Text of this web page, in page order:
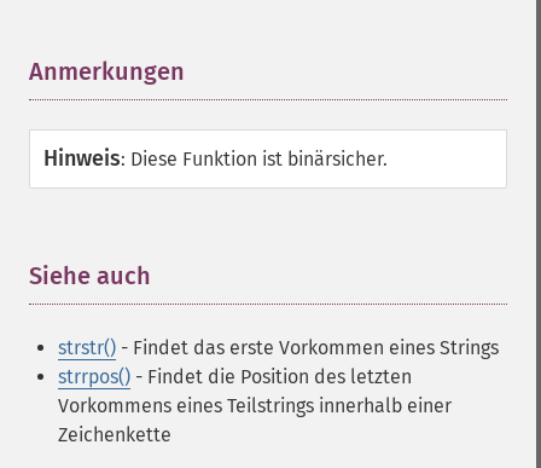
Anmerkungen
Hinweis: Diese Funktion ist binärsicher.
Siehe auch
strstr() - Findet das erste Vorkommen eines Strings
strrpos() - Findet die Position des letzten
Vorkommens eines Teilstrings innerhalb einer
Zeichenkette